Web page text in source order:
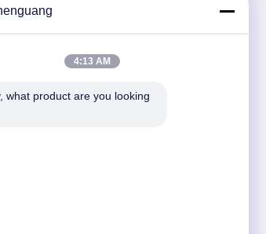
ενημερωτικό μας δελτίο για εκπτώσεις και
4:13 AM
what product are you looking